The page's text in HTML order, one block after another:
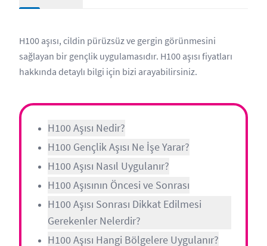
H100 aşısı, cildin pürüzsüz ve gergin görünmesini
sağlayan bir gençlik uygulamasıdır. H100 aşısı fiyatları
hakkında detaylı bilgi için bizi arayabilirsiniz.
H100 Aşısı Nedir?
H100 Gençlik Aşısı Ne İşe Yarar?
H100 Aşısı Nasıl Uygulanır?
H100 Aşısının Öncesi ve Sonrası
H100 Aşısı Sonrası Dikkat Edilmesi
Gerekenler Nelerdir?
H100 Aşısı Hangi Bölgelere Uygulanır?